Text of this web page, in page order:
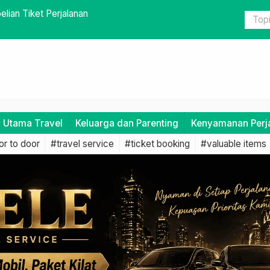
Jadwal dan Rute Alternatif
Travel
Utama Travel Keluarga dan Parenting Kenyamanan
to door #travel service #ticket booking #valuable items